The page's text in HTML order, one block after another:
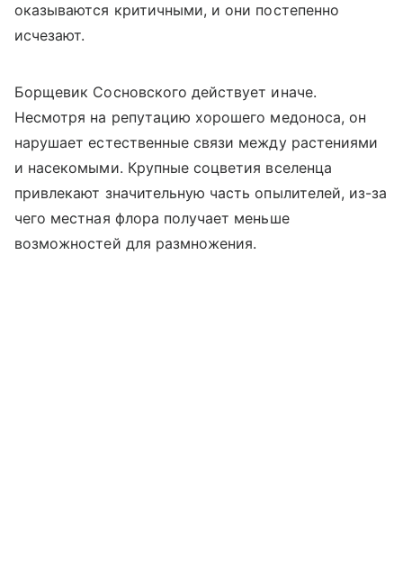
оказываются критичными, и они постепенно
исчезают.
Борщевик Сосновского действует иначе.
Несмотря на репутацию хорошего медоноса, он
нарушает естественные связи между растениями
и насекомыми. Крупные соцветия вселенца
привлекают значительную часть опылителей, из-за
чего местная флора получает меньше
возможностей для размножения.